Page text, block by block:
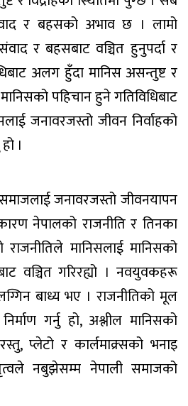
र बहसको अभाव छ । लामो
र बहसबाट वञ्चित हुनुपर्दा र
अलग हुँदा मानिस असन्तुष्ट र
पहिचान हुने गतिविधिबाट
जनावरजस्तो जीवन निर्वाहको
।
जनावरजस्तो जीवनयापन
नेपालको राजनीति र तिनका
मानिसलाई मानिसको
वञ्चित गरिरह्यो । नवयुवकहरू
बाध्य भए । राजनीतिको मूल
गर्नु हो, अश्लील मानिसको
प्लेटो र कार्लमाक्र्सको भनाइ
नबुझेसम्म नेपाली समाजको